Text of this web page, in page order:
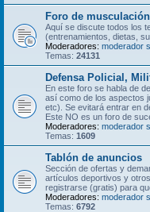
Foro de
Aquí se discute todos los
(entrenamientos, dietas,
Moderadores: moderador
Temas: 24131
Defensa Policial,
En este foro se habla de
así como de los aspectos
etc). Se evitará entrar en
Este NO es un foro de
Moderadores: moderador
Temas: 1609
Tablón de anuncios
Sección de ofertas y
artículos deportivos y
registrarse (gratis) para
Moderadores: moderador
Temas: 6792